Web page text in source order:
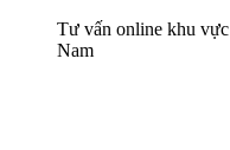
Tư vấn online khu vực
Nam